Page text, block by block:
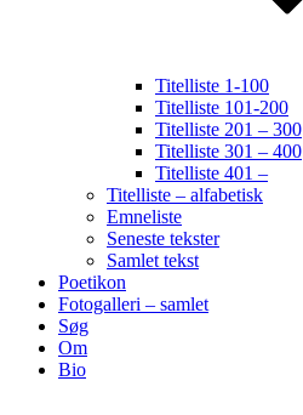
Titelliste 1-100
Titelliste 101-200
Titelliste 201 – 300
Titelliste 301 – 400
Titelliste 401 –
Titelliste – alfabetisk
Emneliste
Seneste tekster
Samlet tekst
Poetikon
Fotogalleri – samlet
Søg
Om
Bio